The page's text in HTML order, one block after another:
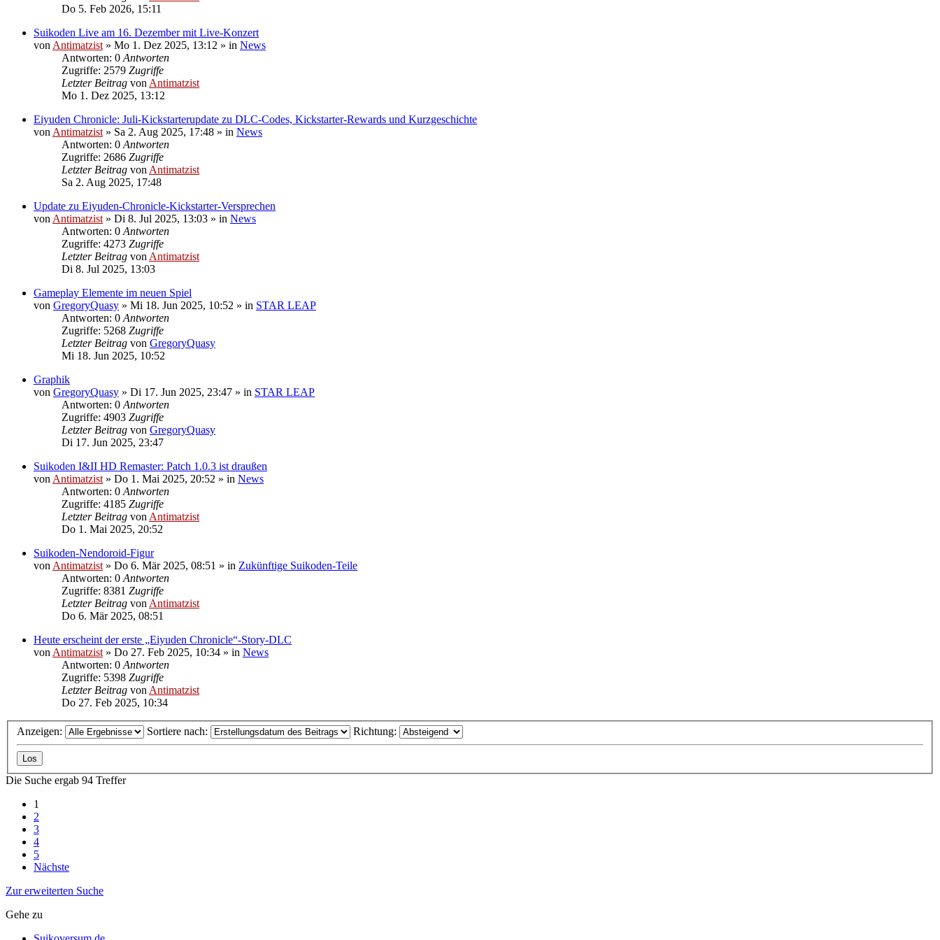
Do 5. Feb 2026, 15:11
Suikoden Live am 16. Dezember mit Live-Konzert
von Antimatzist » Mo 1. Dez 2025, 13:12 » in News
Antworten: 0 Antworten
Zugriffe: 2579 Zugriffe
Letzter Beitrag von Antimatzist
Mo 1. Dez 2025, 13:12
Eiyuden Chronicle: Juli-Kickstarterupdate zu DLC-Codes, Kickstarter-Rewards und Kurzgeschichte
von Antimatzist » Sa 2. Aug 2025, 17:48 » in News
Antworten: 0 Antworten
Zugriffe: 2686 Zugriffe
Letzter Beitrag von Antimatzist
Sa 2. Aug 2025, 17:48
Update zu Eiyuden-Chronicle-Kickstarter-Versprechen
von Antimatzist » Di 8. Jul 2025, 13:03 » in News
Antworten: 0 Antworten
Zugriffe: 4273 Zugriffe
Letzter Beitrag von Antimatzist
Di 8. Jul 2025, 13:03
Gameplay Elemente im neuen Spiel
von GregoryQuasy » Mi 18. Jun 2025, 10:52 » in STAR LEAP
Antworten: 0 Antworten
Zugriffe: 5268 Zugriffe
Letzter Beitrag von GregoryQuasy
Mi 18. Jun 2025, 10:52
Graphik
von GregoryQuasy » Di 17. Jun 2025, 23:47 » in STAR LEAP
Antworten: 0 Antworten
Zugriffe: 4903 Zugriffe
Letzter Beitrag von GregoryQuasy
Di 17. Jun 2025, 23:47
Suikoden I&II HD Remaster: Patch 1.0.3 ist draußen
von Antimatzist » Do 1. Mai 2025, 20:52 » in News
Antworten: 0 Antworten
Zugriffe: 4185 Zugriffe
Letzter Beitrag von Antimatzist
Do 1. Mai 2025, 20:52
Suikoden-Nendoroid-Figur
von Antimatzist » Do 6. Mär 2025, 08:51 » in Zukünftige Suikoden-Teile
Antworten: 0 Antworten
Zugriffe: 8381 Zugriffe
Letzter Beitrag von Antimatzist
Do 6. Mär 2025, 08:51
Heute erscheint der erste „Eiyuden Chronicle“-Story-DLC
von Antimatzist » Do 27. Feb 2025, 10:34 » in News
Antworten: 0 Antworten
Zugriffe: 5398 Zugriffe
Letzter Beitrag von Antimatzist
Do 27. Feb 2025, 10:34
Anzeigen: Sortiere nach: Richtung:
Die Suche ergab 94 Treffer
1
2
3
4
5
Nächste
Zur erweiterten Suche
Gehe zu